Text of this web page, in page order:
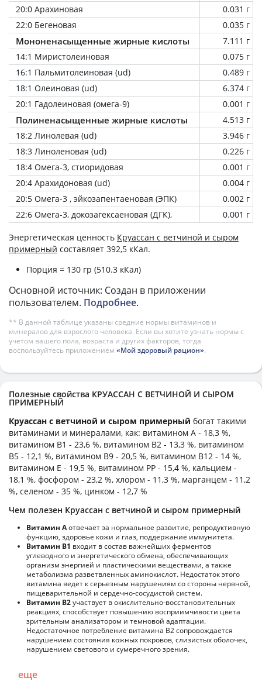
20:0 Арахиновая
0.031 г
22:0 Бегеновая
0.035 г
Мононенасыщенные жирные кислоты
7.111 г
14:1 Миристолеиновая
0.075 г
16:1 Пальмитолеиновая (ud)
0.489 г
18:1 Олеиновая (ud)
6.374 г
20:1 Гадолеиновая (омега-9)
0.001 г
Полиненасыщенные жирные кислоты
4.513 г
18:2 Линолевая (ud)
3.946 г
18:3 Линоленовая (ud)
0.226 г
18:4 Омега-3, стиоридовая
0.001 г
20:4 Арахидоновая (ud)
0.004 г
20:5 Омега-3 , эйкозапентаеновая (ЭПК)
0.002 г
22:6 Омега-3, докозагексаеновая (ДГК),
0.001 г
Энергетическая ценность Круассан с ветчиной и сыром
примерный составляет 392,5 кКал.
Порция = 130 гр (510.3 кКал)
Основной источник: Создан в приложении
пользователем. Подробнее.
** В данной таблице указаны средние нормы витаминов и
минералов для взрослого человека. Если вы хотите узнать нормы с
учетом вашего пола, возраста и других факторов, тогда
воспользуйтесь приложением «Мой здоровый рацион».
Полезные свойства КРУАССАН С ВЕТЧИНОЙ И СЫРОМ
ПРИМЕРНЫЙ
Круассан с ветчиной и сыром примерный богат такими
витаминами и минералами, как: витамином А - 18,3 %,
витамином B1 - 23,6 %, витамином B2 - 13,3 %, витамином
B5 - 12,1 %, витамином B9 - 20,5 %, витамином B12 - 14 %,
витамином E - 19,5 %, витамином PP - 15,4 %, кальцием -
18,1 %, фосфором - 23,2 %, хлором - 11,3 %, марганцем - 11,2
%, селеном - 35 %, цинком - 12,7 %
Чем полезен Круассан с ветчиной и сыром примерный
Витамин Аотвечает за нормальное развитие, репродуктивную
функцию, здоровье кожи и глаз, поддержание иммунитета.
Витамин В1 входит в состав важнейших ферментов
углеводного и энергетического обмена, обеспечивающих
организм энергией и пластическими веществами, а также
метаболизма разветвленных аминокислот. Недостаток этого
витамина ведет к серьезным нарушениям со стороны нервной,
пищеварительной и сердечно-сосудистой систем.
Витамин В2участвует в окислительно-восстановительных
реакциях, способствует повышению восприимчивости цвета
зрительным анализатором и темновой адаптации.
Недостаточное потребление витамина В2 сопровождается
нарушением состояния кожных покровов, слизистых оболочек,
нарушением светового и сумеречного зрения.
еще